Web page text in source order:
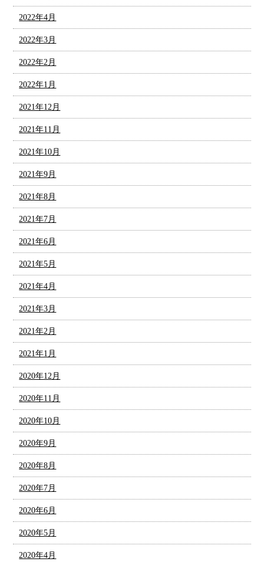
2022年4月
2022年3月
2022年2月
2022年1月
2021年12月
2021年11月
2021年10月
2021年9月
2021年8月
2021年7月
2021年6月
2021年5月
2021年4月
2021年3月
2021年2月
2021年1月
2020年12月
2020年11月
2020年10月
2020年9月
2020年8月
2020年7月
2020年6月
2020年5月
2020年4月